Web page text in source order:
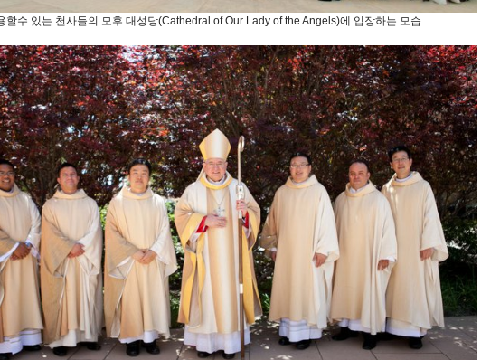
할수 있는 천사들의 모후 대성당(Cathedral of Our Lady of the Angels)에 입장하는 모습